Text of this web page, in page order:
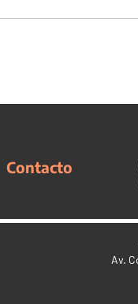
Contacto
Av.